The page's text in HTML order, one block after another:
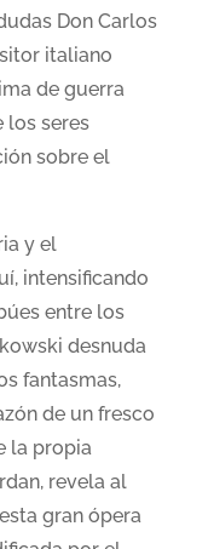
Don Carlos
italiano
de guerra
los seres
sobre el
y el
intensificando
entre los
desnuda
fantasmas,
de un fresco
la propia
revela al
gran ópera